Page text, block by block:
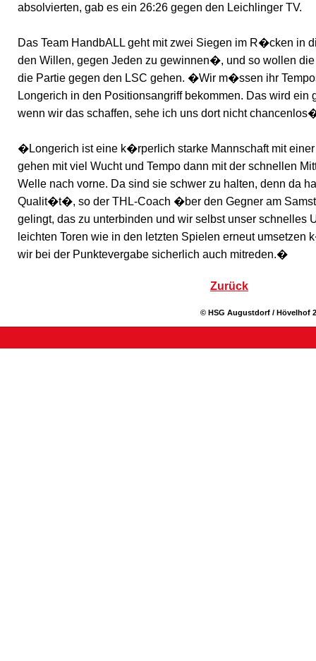
absolvierten, gab es ein 26:26 gegen den Leichlinger TV.
Das Team HandbALL geht mit zwei Siegen im R�cken in
den Willen, gegen Jeden zu gewinnen�, und so wollen
die Partie gegen den LSC gehen. �Wir m�ssen ihr
Longerich in den Positionsangriff bekommen. Das wird
wenn wir das schaffen, sehe ich uns dort nicht
�Longerich ist eine k�rperlich starke Mannschaft mit
gehen mit viel Wucht und Tempo dann mit der schnellen
Welle nach vorne. Da sind sie schwer zu halten, denn da
Qualit�t�, so der THL-Coach �ber den Gegner am
gelingt, das zu unterbinden und wir selbst unser schnelles
leichten Toren wie in den letzten Spielen erneut
wir bei der Punktevergabe sicherlich auch mitreden.�
Zurück
© HSG Augustdorf / Hövelhof